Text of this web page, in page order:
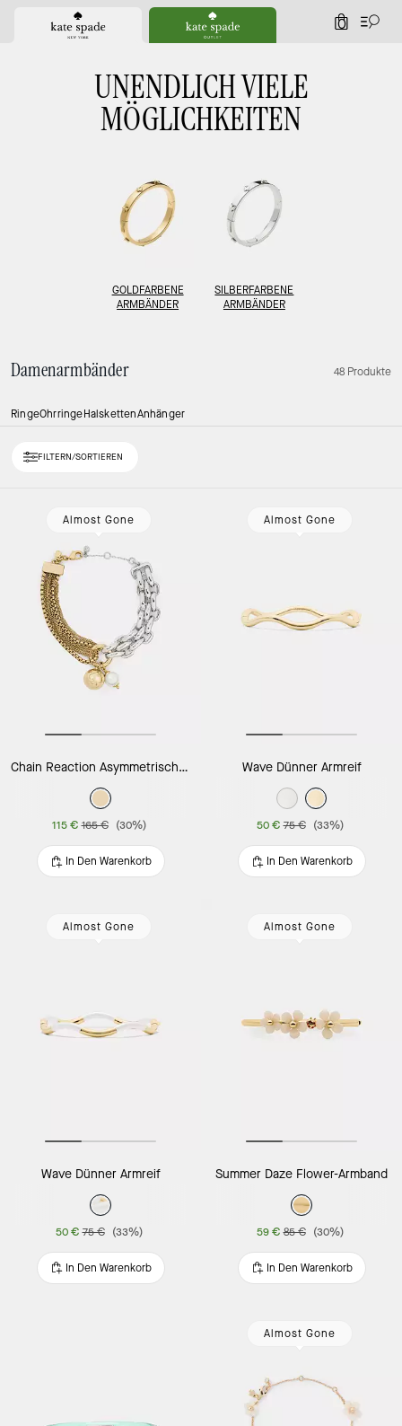
0
UNENDLICH VIELE
MÖGLICHKEITEN
GOLDFARBENE
ARMBÄNDER
SILBERFARBENE
ARMBÄNDER
Damenarmbänder 48 Produkte
RingeOhrringeHalskettenAnhänger
FILTERN/SORTIEREN
Almost Gone
Chain Reaction Asymmetrisches Armband
115 € 165 € (30%)
In Den Warenkorb
Almost Gone
Wave Dünner Armreif
50 € 75 € (33%)
In Den Warenkorb
Almost Gone
Wave Dünner Armreif
50 € 75 € (33%)
In Den Warenkorb
Almost Gone
Summer Daze Flower-Armband
59 € 85 € (30%)
In Den Warenkorb
Almost Gone